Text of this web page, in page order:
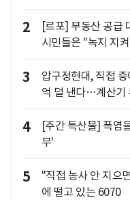
2
[르포] 부동산 공급
시민들은 "녹지 지
3
압구정현대, 직접
억 덜 낸다…계산기
4
[주간 특산물] 폭염
무'
5
"직접 농사 안 지으
에 떨고 있는 6070